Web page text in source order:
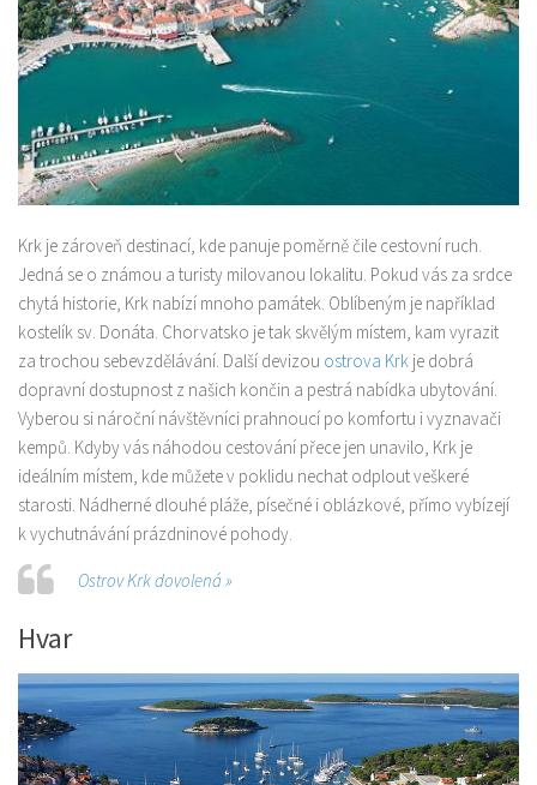
Krk je zároveň destinací, kde panuje poměrně čile cestovní ruch.
Jedná se o známou a turisty milovanou lokalitu. Pokud vás za srdce
chytá historie, Krk nabízí mnoho památek. Oblíbeným je například
kostelík sv. Donáta. Chorvatsko je tak skvělým místem, kam vyrazit
za trochou sebevzdělávání. Další devizou ostrova Krk je dobrá
dopravní dostupnost z našich končin a pestrá nabídka ubytování.
Vyberou si nároční návštěvníci prahnoucí po komfortu i vyznavači
kempů. Kdyby vás náhodou cestování přece jen unavilo, Krk je
ideálním místem, kde můžete v poklidu nechat odplout veškeré
starosti. Nádherné dlouhé pláže, písečné i oblázkové, přímo vybízejí
k vychutnávání prázdninové pohody.
Ostrov Krk dovolená »
Hvar